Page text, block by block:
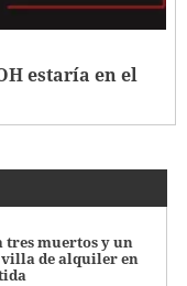
estaría en el
tres muertos y un
de alquiler en